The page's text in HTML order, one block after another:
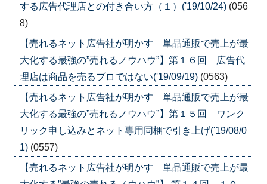
する広告代理店との付き合い方（１）('19/10/24) (056
8)
【売れるネット広告社が明かす 単品通販で売上が最
大化する最強の”売れるノウハウ”】第１６回 広告代
理店は商品を売るプロではない('19/09/19) (0563)
【売れるネット広告社が明かす 単品通販で売上が最
大化する最強の”売れるノウハウ”】第１５回 ワンク
リック申し込みとネット専用同梱で引き上げ('19/08/0
1) (0557)
【売れるネット広告社が明かす 単品通販で売上が最